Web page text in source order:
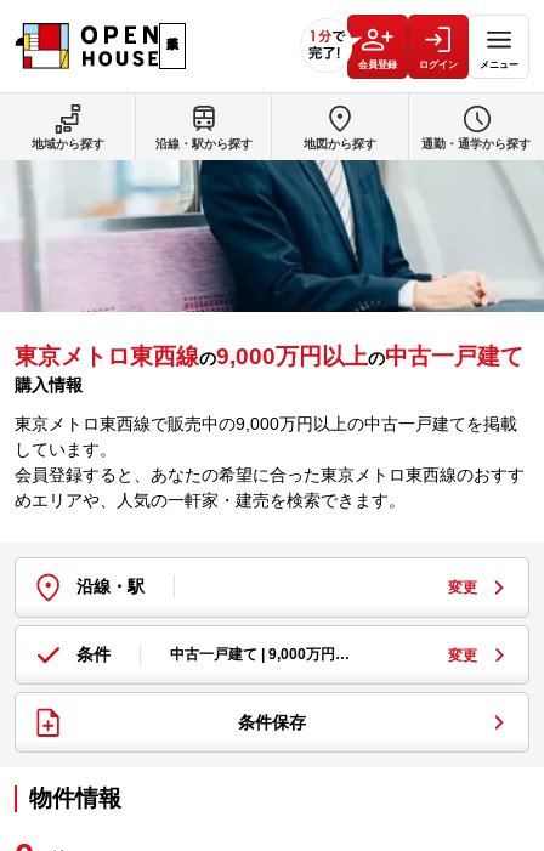
会員登録 ログイン メニュー
東京メトロ東西線の9,000万円以上の中古一戸建て
購入情報
東京メトロ東西線で販売中の9,000万円以上の中古一戸建てを掲載
しています。
会員登録すると、あなたの希望に合った東京メトロ東西線のおすす
めエリアや、人気の一軒家・建売を検索できます。
沿線・駅 変更
条件 中古一戸建て | 9,000万円… 変更
条件保存
物件情報
地域から探す 沿線・駅から探す 地図から探す 通勤・通学から探す